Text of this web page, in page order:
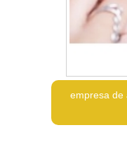
empresa de